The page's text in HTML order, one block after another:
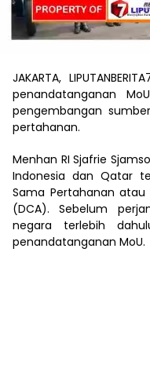
JAKARTA,
penandatanganan
pengembangan
pertahanan.
Menhan RI Sjafrie
Indonesia dan Qatar
Sama Pertahanan
(DCA). Sebelum
negara terlebih
penandatanganan MoU.